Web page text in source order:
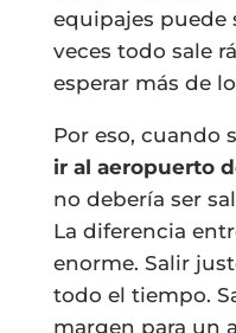
equipajes puede
veces todo sale
esperar más de
Por eso, cuando
ir al aeropuerto
no debería ser
La diferencia
enorme. Salir
todo el tiempo.
margen para un